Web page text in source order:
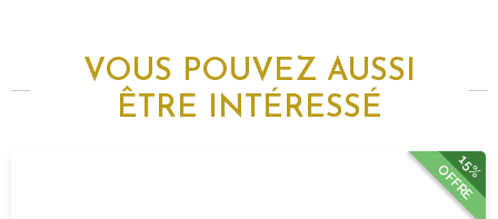
VOUS POUVEZ AUSSI
ÊTRE INTÉRESSÉ
15%
OFFRE